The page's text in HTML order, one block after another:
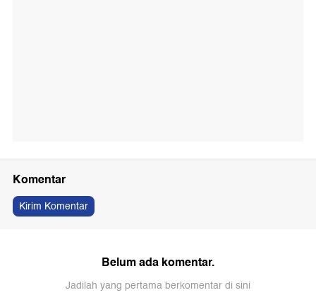
Komentar
Kirim Komentar
Belum ada komentar.
Jadilah yang pertama berkomentar di sini